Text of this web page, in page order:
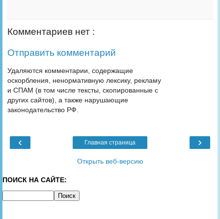
Комментариев нет :
Отправить комментарий
Удаляются комментарии, содержащие
оскорбления, ненормативную лексику, рекламу
и СПАМ (в том числе тексты, скопированные с
других сайтов), а также нарушающие
законодательство РФ.
‹ ›
Главная страница
Открыть веб-версию
ПОИСК НА САЙТЕ: